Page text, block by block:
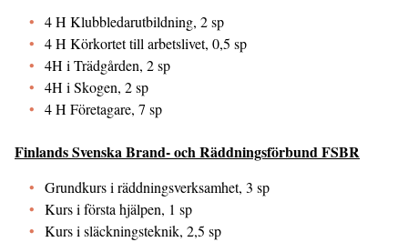
4 H Klubbledarutbildning, 2 sp
4 H Körkortet till arbetslivet, 0,5 sp
4H i Trädgården, 2 sp
4H i Skogen, 2 sp
4 H Företagare, 7 sp
Finlands Svenska Brand- och Räddningsförbund FSBR
Grundkurs i räddningsverksamhet, 3 sp
Kurs i första hjälpen, 1 sp
Kurs i släckningsteknik, 2,5 sp